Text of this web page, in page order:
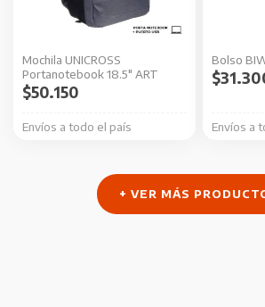
Mochila UNICROSS
Portanotebook 18.5″ ART
Envíos a todo el país
$50.150
Bolso
Envíos a
$
+ VER MÁS